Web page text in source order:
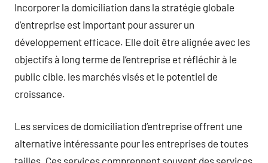
Incorporer la domiciliation dans la stratégie globale
d’entreprise est important pour assurer un
développement efficace. Elle doit être alignée avec les
objectifs à long terme de l’entreprise et réfléchir à le
public cible, les marchés visés et le potentiel de
croissance.
Les services de domiciliation d’entreprise offrent une
alternative intéressante pour les entreprises de toutes
tailles. Ces services comprennent souvent des services